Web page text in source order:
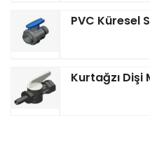
PVC Küresel
Kurtağzı Dişi